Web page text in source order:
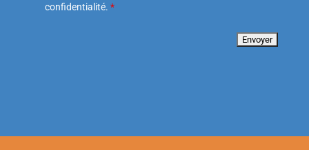
confidentialité. *